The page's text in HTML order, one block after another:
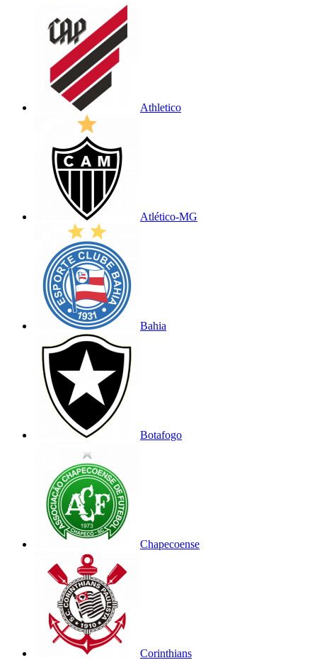
Athletico
Atlético-MG
Bahia
Botafogo
Chapecoense
Corinthians